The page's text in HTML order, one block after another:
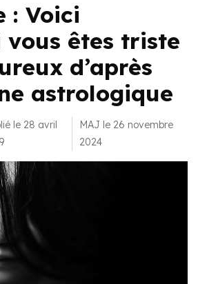
: Voici
êtes triste
d’après
astrologique
le 28 avril
MAJ le 26 novembre
2024